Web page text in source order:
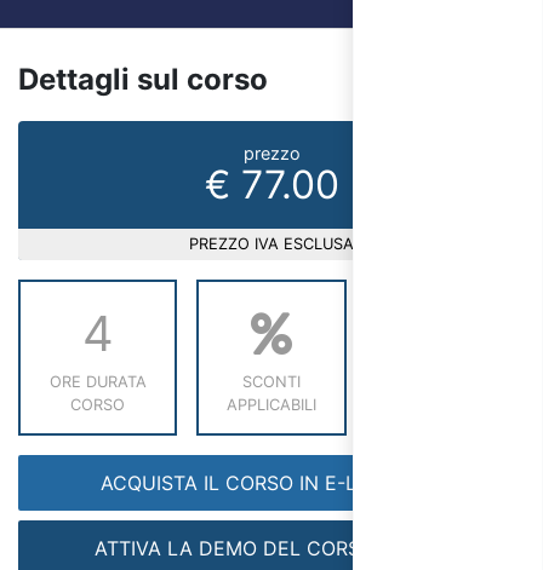
Dettagli sul corso
prezzo
€ 77.00
PREZZO IVA ESCLUSA
4
ORE DURATA
CORSO
SCONTI
APPLICABILI
ACQUISTA IL CORSO IN E-LEARNING
ATTIVA LA DEMO DEL CORSO GRATIS